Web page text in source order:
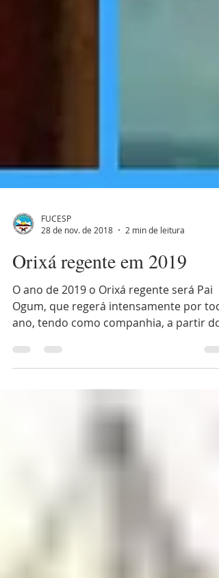
28 de nov. de 2018
2 min de leitura
Orixá regente em 2019
O ano de 2019 o Orixá regente será Pai
Ogum, que regerá intensamente por
ano, tendo como companhia, a partir do
mês de junho, a...